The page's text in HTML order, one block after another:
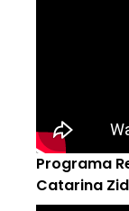
Programa
Catarina